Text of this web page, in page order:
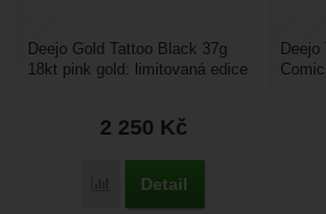
2 250 Kč
Porovnat
Detail
Deejo Gold Tattoo Black 37g
18kt pink gold: limitovaná edice
Deejo